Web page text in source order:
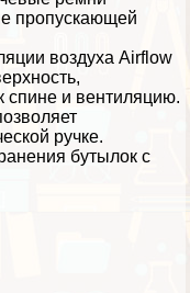
пропускающей
воздуха Airflow
спине и вентиляцию.
ручке.
бутылок с